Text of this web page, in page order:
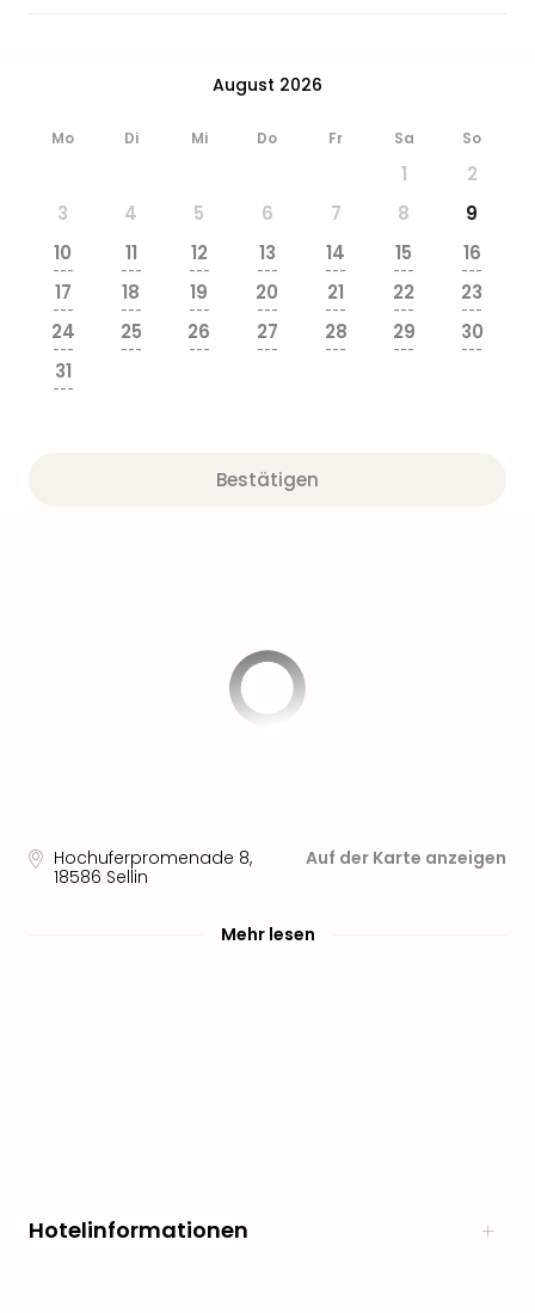
August 2026
Mo Di Mi Do Fr Sa So
1
2
3
4 5 6 7 8
9
10
---
11
---
12
---
13
---
14
---
15
---
16
---
17
---
18
---
19
---
20
---
21
---
22
---
23
---
24
---
25
---
26
---
27
---
28
---
29
---
30
---
31
---
Bestätigen
Hochuferpromenade 8,
18586 Sellin
Auf der Karte anzeigen
Mehr lesen
Hotelinformationen